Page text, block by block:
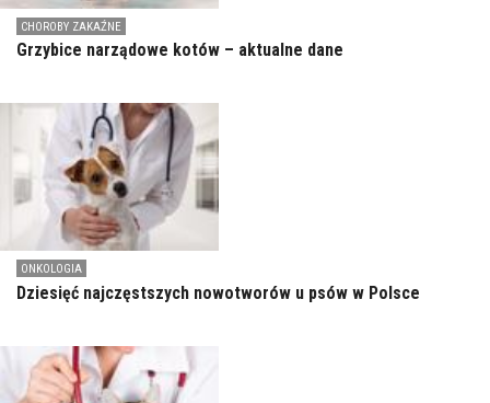
CHOROBY ZAKAŹNE
Grzybice narządowe kotów – aktualne dane
ONKOLOGIA
Dziesięć najczęstszych nowotworów u psów w Polsce